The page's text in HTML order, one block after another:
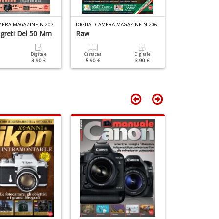
MAGAZINE N.207
Del 50 Mm
Digitale
3.90 €
DIGITAL CAMERA MAGAZINE N.206
Raw
Cartacea
5.90 €
Digitale
3.90 €